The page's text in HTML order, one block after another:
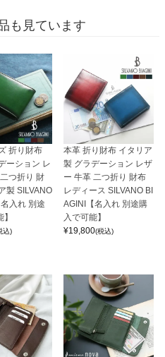
も見ています
折り財布
ーション レ
つ折り 財
製 SILVANO
入れ 別途
込)
本革 折り財布 イタリア
製 グラデーション レザ
ー 牛革 二つ折り 財布
レディース SILVANO BI
AGINI【名入れ 別途購
入で可能】
¥19,800(税込)